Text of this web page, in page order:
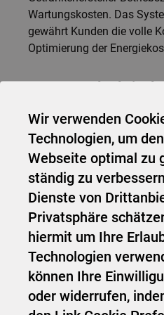
Wartungskosten. Das
gewährt Kunden die volle
Optimierung der
Neue Standards in
Lösungen für die
– allen voran OPC UA,
Standard openSAFETY –
Leistungsportfolio von
die Software-
Studio Wegweiser für
Engineering. Mit seinen
B&R neue Standards in der
hilft Prozesse zu
Kundenerwartungen.
Zukunft in der
Wir verwenden
Technologien, um
Webseite optimal zu
ständig zu
Dienste von
Privatsphäre
hiermit um Ihre
Technologien
können Ihre
oder widerrufen,